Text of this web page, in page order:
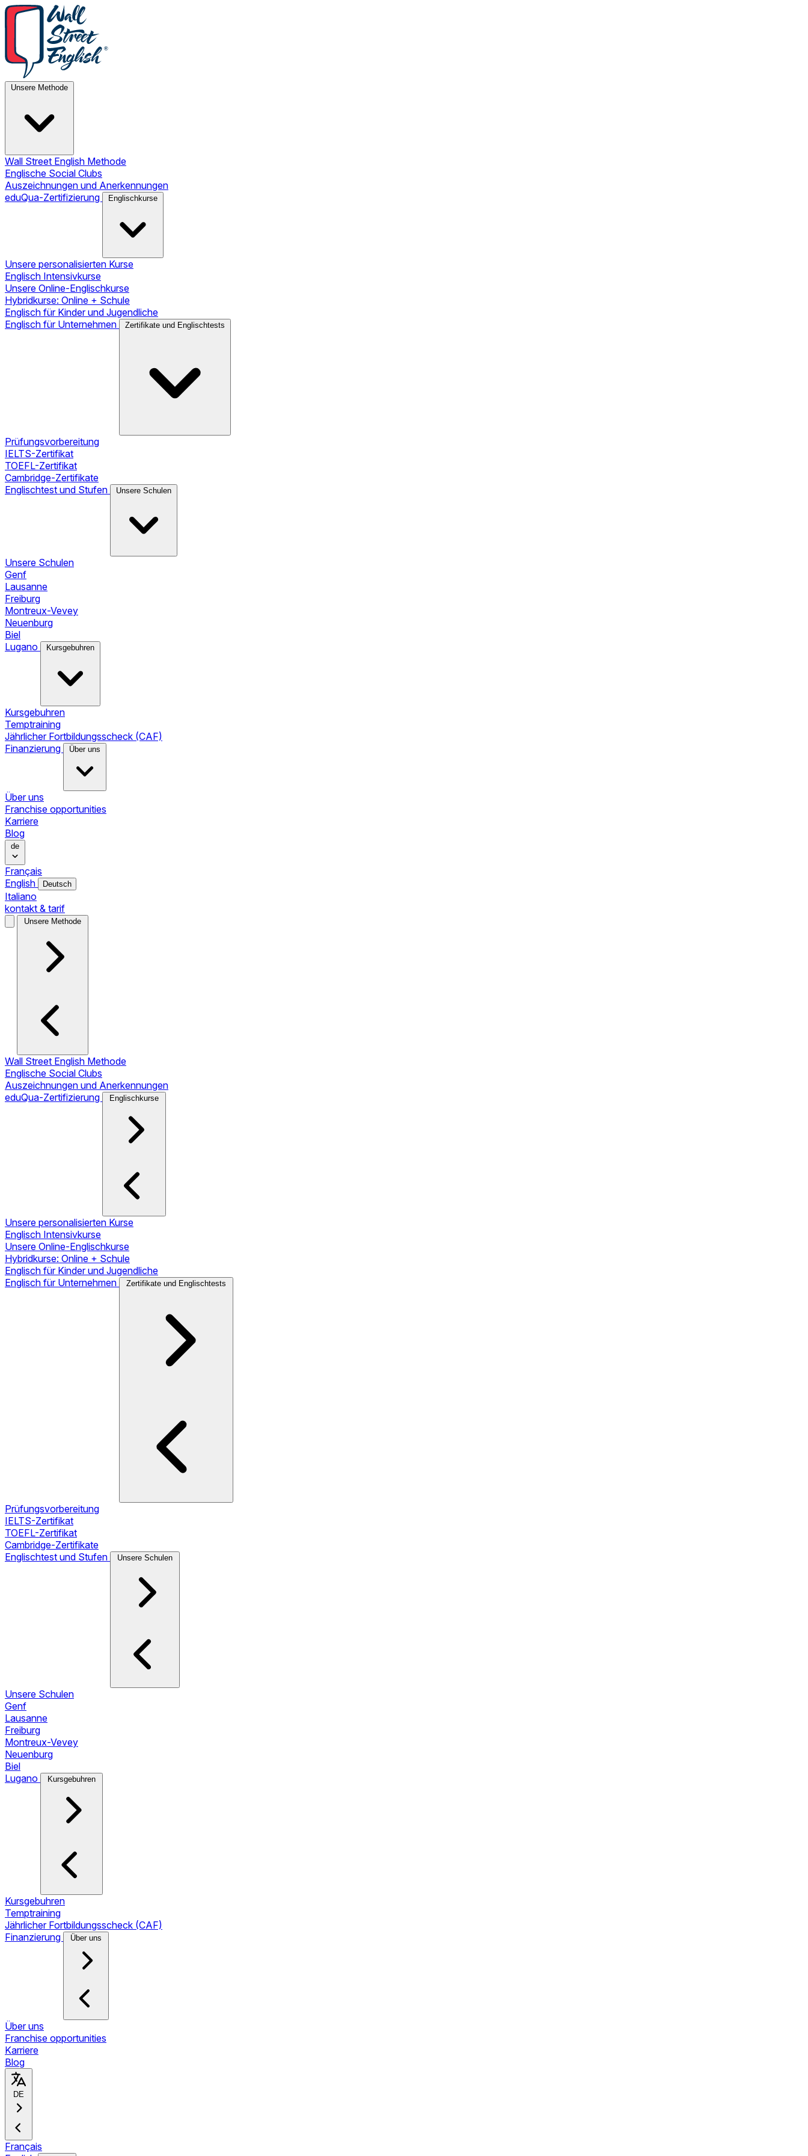
Unsere Methode
Wall Street English Methode
Englische Social Clubs
Auszeichnungen und Anerkennungen
eduQua-Zertifizierung
Englischkurse
Unsere personalisierten Kurse
Englisch Intensivkurse
Unsere Online-Englischkurse
Hybridkurse: Online + Schule
Englisch für Kinder und Jugendliche
Englisch für Unternehmen
Zertifikate und Englischtests
Prüfungsvorbereitung
IELTS-Zertifikat
TOEFL-Zertifikat
Cambridge-Zertifikate
Englischtest und Stufen
Unsere Schulen
Unsere Schulen
Genf
Lausanne
Freiburg
Montreux-Vevey
Neuenburg
Biel
Lugano
Kursgebuhren
Kursgebuhren
Temptraining
Jährlicher Fortbildungsscheck (CAF)
Finanzierung
Über uns
Über uns
Franchise opportunities
Karriere
Blog
de
Français
English
Deutsch
Italiano
kontakt & tarif
Unsere Methode
Wall Street English Methode
Englische Social Clubs
Auszeichnungen und Anerkennungen
eduQua-Zertifizierung
Englischkurse
Unsere personalisierten Kurse
Englisch Intensivkurse
Unsere Online-Englischkurse
Hybridkurse: Online + Schule
Englisch für Kinder und Jugendliche
Englisch für Unternehmen
Zertifikate und Englischtests
Prüfungsvorbereitung
IELTS-Zertifikat
TOEFL-Zertifikat
Cambridge-Zertifikate
Englischtest und Stufen
Unsere Schulen
Unsere Schulen
Genf
Lausanne
Freiburg
Montreux-Vevey
Neuenburg
Biel
Lugano
Kursgebuhren
Kursgebuhren
Temptraining
Jährlicher Fortbildungsscheck (CAF)
Finanzierung
Über uns
Über uns
Franchise opportunities
Karriere
Blog
DE
Français